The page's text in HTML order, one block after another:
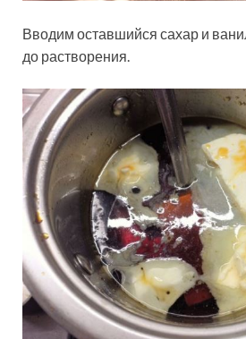
Вводим оставшийся сахар и
до растворения.